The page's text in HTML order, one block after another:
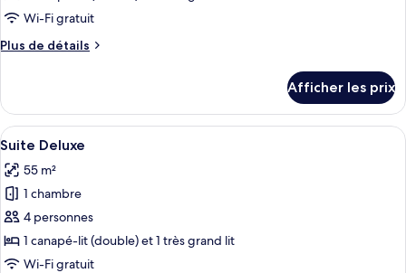
ce
type
de
Suite
Standard
Wi-Fi gratuit
Plus de détails
Plus
Suite
Standard
Afficher les prix
Afficher
toutes
les
photos
pour
ce
type
Un lit bien fait, recouvert d’une
4
Suite Deluxe
55 m²
1 chambre
4 personnes
1 canapé-lit (double) et 1 très grand lit
Wi-Fi gratuit